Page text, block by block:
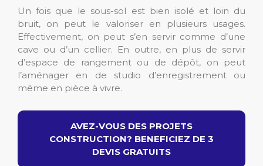
Un fois que le sous-sol est bien isolé et loin du
bruit, on peut le valoriser en plusieurs usages.
Effectivement, on peut s’en servir comme d’une
cave ou d’un cellier. En outre, en plus de servir
d’espace de rangement ou de dépôt, on peut
l’aménager en de studio d’enregistrement ou
même en pièce à vivre.
AVEZ-VOUS DES PROJETS
CONSTRUCTION? BENEFICIEZ DE 3
DEVIS GRATUITS